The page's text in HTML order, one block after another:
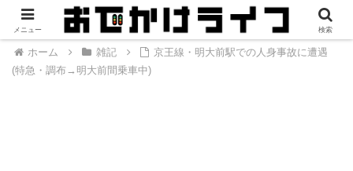
ホーム 雑記
京王線・明大前駅での人身事故に遭遇
(特急・調布→明大前間乗車中)
メニュー 検索